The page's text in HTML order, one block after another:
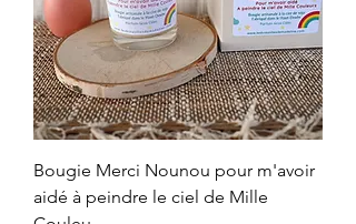
Bougie Merci Nounou pour m'avoir
aidé à peindre le ciel de Mille